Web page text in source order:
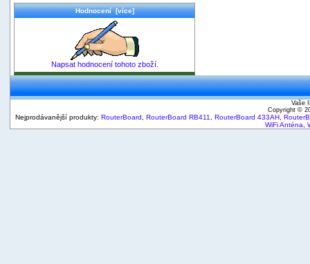
Hodnocení [více]
Napsat hodnocení tohoto zboží.
Vaše
Copyright ©
Nejprodávanější produkty: RouterBoard RouterBoard RB411 RouterBoard 433AH
WiFi Anténa